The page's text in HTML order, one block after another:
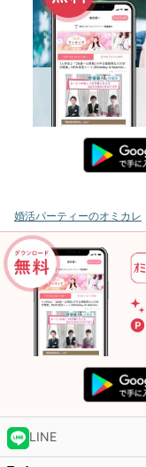
婚活パーティーのオミカレ
LINE